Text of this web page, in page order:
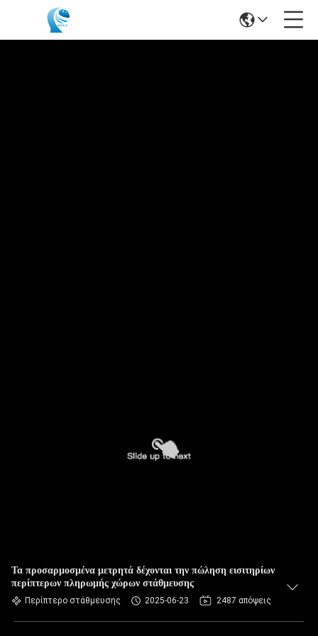
Τα προσαρμοσμένα μετρητά δέχονται την πώληση εισιτηρίων
περίπτερων πληρωμής χώρων στάθμευσης
Περίπτερο στάθμευσης 2025-06-23 2487 απόψεις